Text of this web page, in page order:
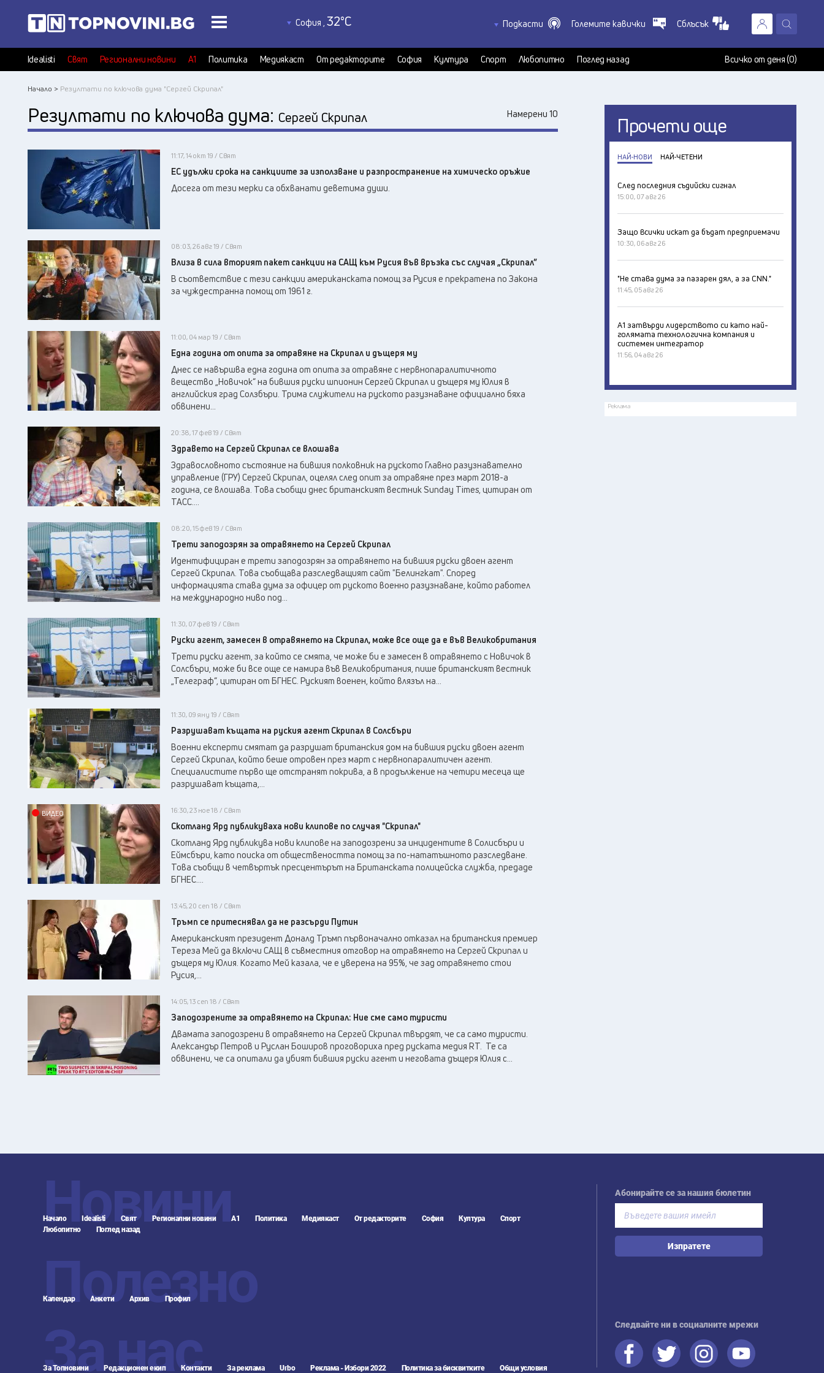
X
София , 32°C
Бургас, 32°C
Варна, 34°C
Видин , 36°C
Добрич, 34°C
Кърджали , 33°C
Пазарджик, 34°C
Перник, 31°C
Плевен
Русе , 35°C
Силистра, 34°C
Сливен , 32°C
Смолян, 27°C
Търговище
Хасково , 34°C
Шумен , 33°C
Подкасти
КултурКаст
Медиякаст
Големите кавички Сблъсък
Idealisti Свят Регионални новини А1 Политика Медиякаст От редакторите София Култура Спорт Любопитно Поглед назад Всичко от деня (0)
Начало > Резултати по ключова дума "Сергей Скрипал"
Резултати по ключова дума: Сергей Скрипал Намерени 10
11:17, 14 окт 19 / Свят
ЕС удължи срока на санкциите за използване и разпространение на химическо оръжие
Досега от тези мерки са обхванати деветима души.
08:03, 26 авг 19 / Свят
Влиза в сила вторият пакет санкции на САЩ към Русия във връзка със случая „Скрипал”
В съответствие с тези санкции американската помощ за Русия е прекратена по Закона
за чуждестранна помощ от 1961 г.
11:00, 04 мар 19 / Свят
Една година от опита за отравяне на Скрипал и дъщеря му
Днес се навършва една година от опита за отравяне с нервнопаралитичното
вещество „Новичок“ на бившия руски шпионин Сергей Скрипал и дъщеря му Юлия в
английския град Солзбъри. Трима служители на руското разузнаване официално бяха
обвинени...
20:38, 17 фев 19 / Свят
Здравето на Сергей Скрипал се влошава
Здравословното състояние на бившия полковник на руското Главно разузнавателно
управление (ГРУ) Сергей Скрипал, оцелял след опит за отравяне през март 2018-а
година, се влошава. Това съобщи днес британският вестник Sunday Times, цитиран от
ТАСС....
08:20, 15 фев 19 / Свят
Трети заподозрян за отравянето на Сергей Скрипал
Идентифициран е трети заподозрян за отравянето на бившия руски двоен агент
Сергей Скрипал. Това съобщава разследващият сайт "Белингкат". Според
информацията става дума за офицер от руското военно разузнаване, който работел
на международно ниво под...
11:30, 07 фев 19 / Свят
Руски агент, замесен в отравянето на Скрипал, може все още да е във Великобритания
Трети руски агент, за който се смята, че може би е замесен в отравянето с Новичок в
Солсбъри, може би все още се намира във Великобритания, пише британският вестник
„Телеграф“, цитиран от БГНЕС. Руският военен, който влязъл на...
11:30, 09 яну 19 / Свят
Разрушават къщата на руския агент Скрипал в Солсбъри
Военни експерти смятат да разрушат британския дом на бившия руски двоен агент
Сергей Скрипал, който беше отровен през март с нервнопаралитичен агент.
Специалистите първо ще отстранят покрива, а в продължение на четири месеца ще
разрушават къщата,...
ВИДЕО 16:30, 23 ное 18 / Свят
Скотланд Ярд публикуваха нови клипове по случая "Скрипал"
Скотланд Ярд публикува нови клипове на заподозрени за инцидентите в Солисбъри и
Еймсбъри, като поиска от обществеността помощ за по-нататъшното разследване.
Това съобщи в четвъртък пресцентърът на Британската полицейска служба, предаде
БГНЕС....
13:45, 20 сеп 18 / Свят
Тръмп се притеснявал да не разсърди Путин
Американският президент Доналд Тръмп първоначално отказал на британския премиер
Тереза Мей да включи САЩ в съвместния отговор на отравянето на Сергей Скрипал и
дъщеря му Юлия. Когато Мей казала, че е уверена на 95%, че зад отравянето стои
Русия,...
14:05, 13 сеп 18 / Свят
Заподозрените за отравянето на Скрипал: Ние сме само туристи
Двамата заподозрени в отравянето на Сергей Скрипал твърдят, че са само туристи.
Александър Петров и Руслан Боширов проговориха пред руската медия RT. Те са
обвинени, че са опитали да убият бившия руски агент и неговата дъщеря Юлия с...
Прочети още
НАЙ-НОВИ НАЙ-ЧЕТЕНИ
След последния съдийски сигнал
15:00, 07 авг 26
Защо всички искат да бъдат предприемачи
10:30, 06 авг 26
"Не става дума за пазарен дял, а за CNN."
11:45, 05 авг 26
А1 затвърди лидерството си като най-
голямата технологична компания и
системен интегратор
11:56, 04 авг 26
Реклама
Новини
Начало Idealisti Свят Регионални новини А1 Политика Медиякаст От редакторите София Култура
Спорт
Любопитно
Поглед назад
Полезно
Календар Анкети Архив Профил
За нас
За Топновини Редакционен екип Контакти За реклама Urbo Реклама - Избори 2022 Политика за бисквитките Общи условия
Абонирайте се за нашия бюлетин
Изпратете
Следвайте ни в социалните мрежи